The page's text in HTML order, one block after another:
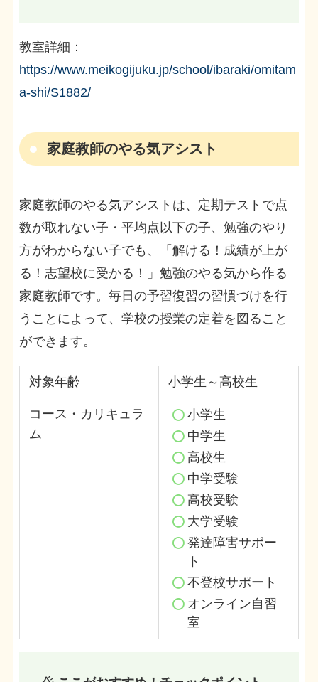
教室詳細：
https://www.meikogijuku.jp/school/ibaraki/omitam
a-shi/S1882/
家庭教師のやる気アシスト
家庭教師のやる気アシストは、定期テストで点
数が取れない子・平均点以下の子、勉強のやり
方がわからない子でも、「解ける！成績が上が
る！志望校に受かる！」勉強のやる気から作る
家庭教師です。毎日の予習復習の習慣づけを行
うことによって、学校の授業の定着を図ること
ができます。
対象年齢 小学生～高校生
コース・カリキュラ
ム
小学生
中学生
高校生
中学受験
高校受験
大学受験
発達障害サポー
ト
不登校サポート
オンライン自習
室